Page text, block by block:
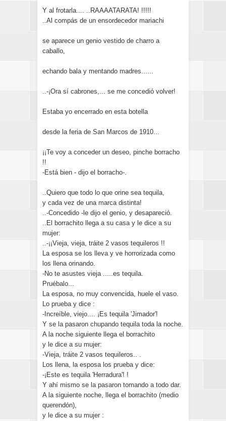
Y al frotarla.... ..RAAAATARATA! !!!!!
..Al compás de un ensordecedor mariachi
se aparece un genio vestido de charro a
caballo,
echando bala y mentando madres......
..-¡Ora sí cabrones,... se me concedió volver!
Estaba yo encerrado en esta botella
desde la feria de San Marcos de 1910...
¡¡Te voy a conceder un deseo, pinche borracho
!!
-Está bien - dijo el borracho-.
..Quiero que todo lo que orine sea tequila,
y cada vez de una marca distinta!
..-Concedido -le dijo el genio, y desapareció.
..El borrachito llega a su casa y le dice a su
mujer:
..-¡¡Vieja, vieja, tráite 2 vasos tequileros !!
La esposa se los lleva y ve horrorizada como
los llena orinando.
-No te asustes vieja .....es tequila.
Pruébalo...
La esposa, no muy convencida, huele el vaso.
Lo prueba y dice :
-Increíble, viejo.... ¡Es tequila 'Jimador'!
Y se la pasaron chupando tequila toda la noche.
A la noche siguiente llega el borrachito
y le dice a su mujer:
-Vieja, tráite 2 vasos tequileros.. .
Los llena, la esposa los prueba y dice:
-¡Este es tequila 'Herradura'! !
Y ahí mismo se la pasaron tomando a todo dar.
A la siguiente noche, llega el borrachito (medio
querendón),
y le dice a su mujer :